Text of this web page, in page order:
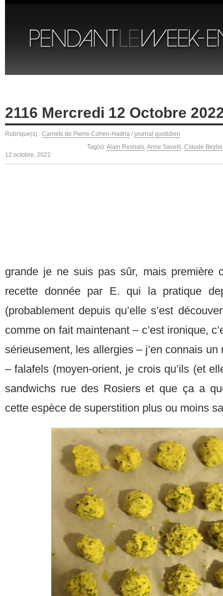
2116 Mercredi 12 Octobre
Rubrique(s) : Carnets de Pierre Cohen-Hadria / journal quotidien
Tag(s):Alain Resnais,Anne Savelli, Claude Beylie
12 octobre, 2022
grande je ne suis pas sûr, mais première
recette donnée par E. qui la pratique
(probablement depuis qu’elle s’est
comme on fait maintenant – c’est ironique,
sérieusement, les allergies – j’en connais
– falafels (moyen-orient, je crois qu’ils (et
sandwichs rue des Rosiers et que ça a
cette espèce de superstition plus ou moins